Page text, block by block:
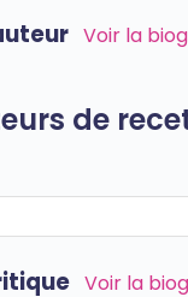
Voir la
de
Voir la